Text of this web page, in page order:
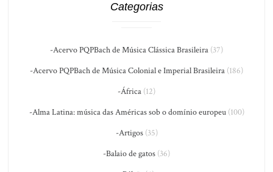
Categorias
-Acervo PQPBach de Música Clássica Brasileira (37)
-Acervo PQPBach de Música Colonial e Imperial Brasileira (186)
-África (12)
-Alma Latina: música das Américas sob o domínio europeu(100)
-Artigos(35)
-Balaio de gatos (36)